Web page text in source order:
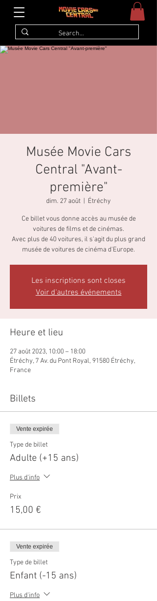
Musée Movie Cars
Central "Avant-
première"
dim. 27 août Étréchy
Ce billet vous donne accès au musée de
voitures de films et de cinémas.
Avec plus de 40 voitures, il s'agit du plus grand
musée de voitures de cinéma d'Europe.
Les inscriptions sont closes
Voir d'autres événements
Heure et lieu
27 août 2023, 10:00 – 18:00
Étréchy, 7 Av. du Pont Royal, 91580 Étréchy,
France
Billets
Vente expirée
Type de billet
Adulte (+15 ans)
Plus d'info
Prix
15,00 €
Vente expirée
Type de billet
Enfant (-15 ans)
Plus d'info